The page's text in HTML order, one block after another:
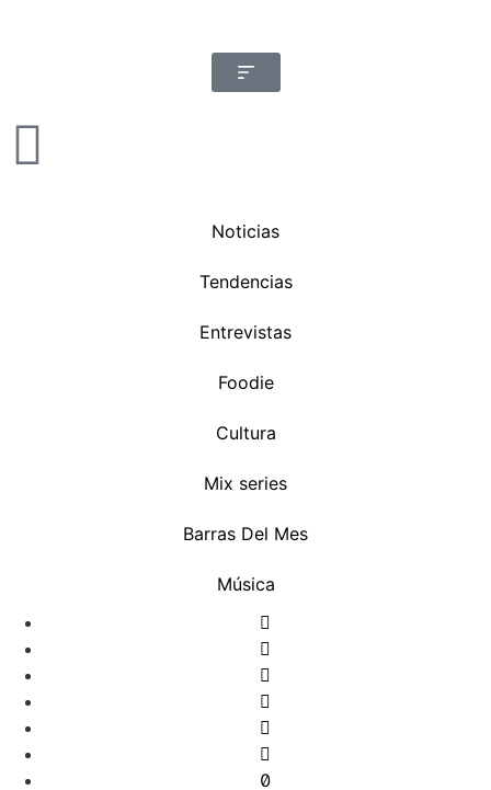
Noticias
Tendencias
Entrevistas
Foodie
Cultura
Mix series
Barras Del Mes
Música